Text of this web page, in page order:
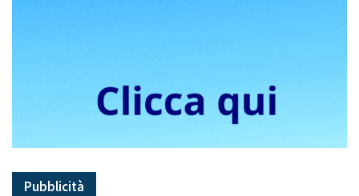
Pubblicità